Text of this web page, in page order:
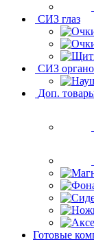
СИЗ глаз
СИЗ
Доп.
Готовые